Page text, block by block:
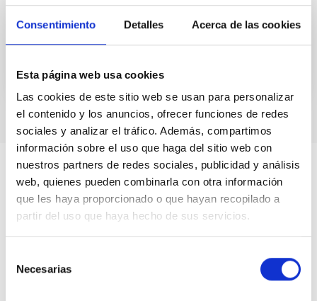
Consentimiento Detalles Acerca de las cookies
Esta página web usa cookies
Las cookies de este sitio web se usan para personalizar
el contenido y los anuncios, ofrecer funciones de redes
sociales y analizar el tráfico. Además, compartimos
información sobre el uso que haga del sitio web con
nuestros partners de redes sociales, publicidad y análisis
web, quienes pueden combinarla con otra información
que les haya proporcionado o que hayan recopilado a
partir del uso que haya hecho de sus servicios.
Necesarias
Fecha 01/06/2022